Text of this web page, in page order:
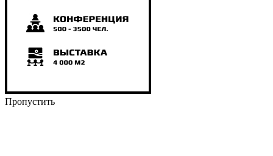
Пропустить